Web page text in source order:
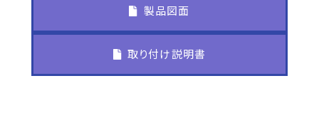
製品図面
取り付け説明書